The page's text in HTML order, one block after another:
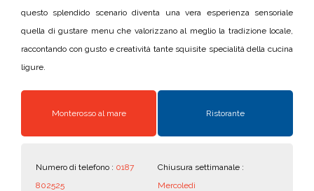
questo splendido scenario diventa una vera esperienza sensoriale
quella di gustare menu che valorizzano al meglio la tradizione locale,
raccontando con gusto e creatività tante squisite specialità della cucina
ligure.
Monterosso al mare Ristorante
Numero di telefono : 0187
802525
Chiusura settimanale :
Mercoledì